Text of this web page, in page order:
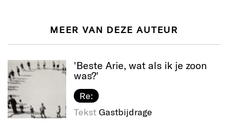
MEER VAN DEZE AUTEUR
'Beste Arie, wat als ik je zoon
was?'
Re:
Tekst Gastbijdrage